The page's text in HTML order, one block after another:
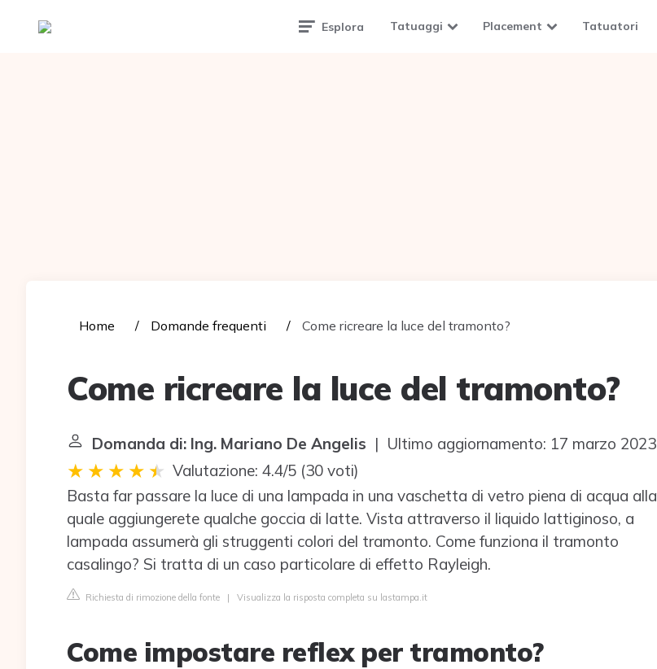
Tattoomuse.it Esplora Tatuaggi Placement Tatuatori
Home Domande frequenti Come ricreare la luce del tramonto?
Come ricreare la luce del tramonto?
Domanda di: Ing. Mariano De Angelis | Ultimo aggiornamento: 17 marzo 2023
Valutazione: 4.4/5 (30 voti)
Basta far passare la luce di una lampada in una vaschetta di vetro piena di acqua alla
quale aggiungerete qualche goccia di latte. Vista attraverso il liquido lattiginoso, a
lampada assumerà gli struggenti colori del tramonto. Come funziona il tramonto
casalingo? Si tratta di un caso particolare di effetto Rayleigh.
Richiesta di rimozione della fonte | Visualizza la risposta completa su lastampa.it
Come impostare reflex per tramonto?